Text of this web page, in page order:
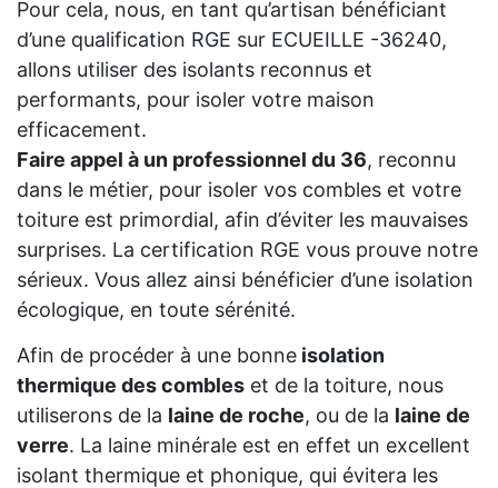
Pour cela, nous, en tant qu’artisan bénéficiant
d’une qualification RGE sur ECUEILLE -36240,
allons utiliser des isolants reconnus et
performants, pour isoler votre maison
efficacement.
Faire appel à un professionnel du 36, reconnu
dans le métier, pour isoler vos combles et votre
toiture est primordial, afin d’éviter les mauvaises
surprises. La certification RGE vous prouve notre
sérieux. Vous allez ainsi bénéficier d’une isolation
écologique, en toute sérénité.
Afin de procéder à une bonne isolation
thermique des combles et de la toiture, nous
utiliserons de la laine de roche, ou de la laine de
verre. La laine minérale est en effet un excellent
isolant thermique et phonique, qui évitera les